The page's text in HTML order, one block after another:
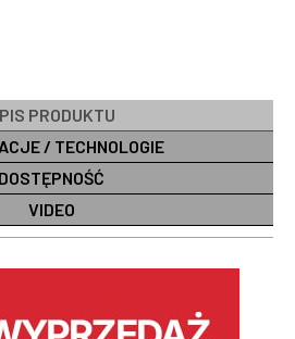
PRODUKTU
/ TECHNOLOGIE
DOSTĘPNOŚĆ
VIDEO